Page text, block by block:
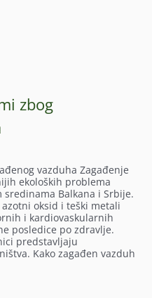
zbog
vazduha Zagađenje
ekoloških problema
Balkana i Srbije.
oksid i teški metali
i kardiovaskularnih
posledice po zdravlje.
predstavljaju
Kako zagađen vazduh